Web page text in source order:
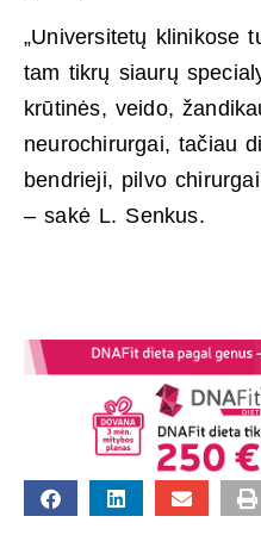
„Universitetų klinikose
tam tikrų siaurų
krūtinės, veido,
neurochirurgai, tačiau
bendrieji, pilvo
– sakė L. Senkus.